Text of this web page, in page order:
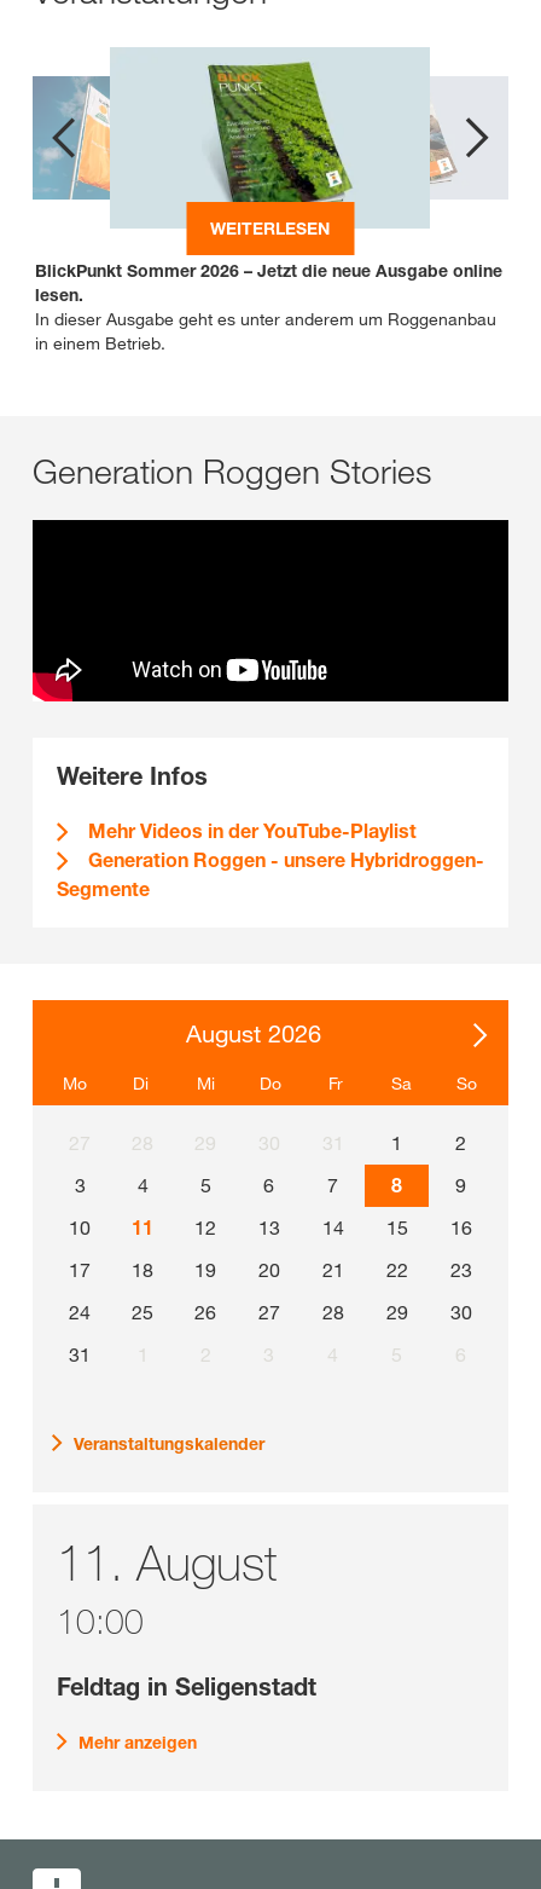
WEITERLESEN
BlickPunkt Sommer 2026 – Jetzt die neue Ausgabe online
lesen.
In dieser Ausgabe geht es unter anderem um Roggenanbau
in einem Betrieb.
Generation Roggen Stories
Weitere Infos
Mehr Videos in der YouTube-Playlist
Generation Roggen - unsere Hybridroggen-
Segmente
August 2026
Mo Di Mi Do Fr Sa So
27 28 29 30 31 1
2
3
4 5 6 7 8
9
10
11 12 13 14 15
16
17
18 19 20 21 22
23
24
25 26 27 28 29
30
31
1 2 3 4 5 6
Veranstaltungskalender
11. August
10:00
Feldtag in Seligenstadt
Mehr anzeigen